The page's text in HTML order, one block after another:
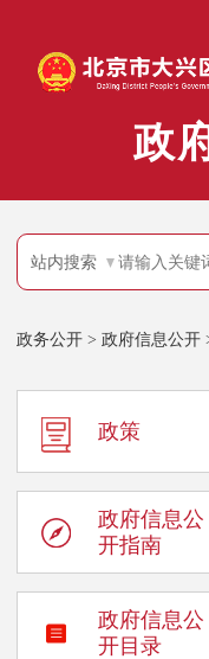
政
站内搜索
政务公开 > 政府信息公开
政策
政府信息公
开指南
政府信息公
开目录